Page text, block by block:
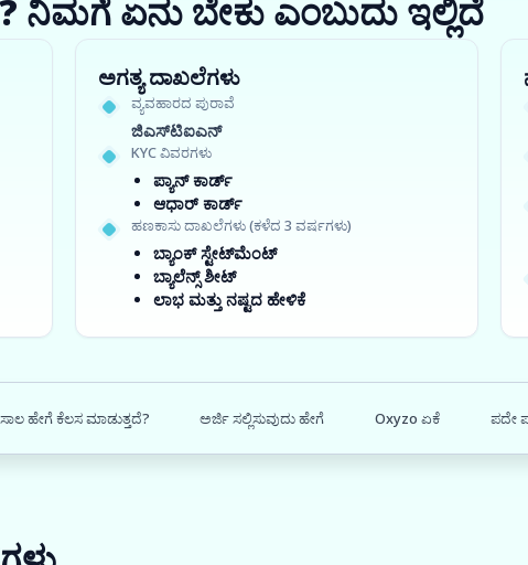
ನಿಮಗೆ ಏನು ಬೇಕು ಎಂಬುದು ಇಲ್ಲಿದೆ
ಅಗತ್ಯ ದಾಖಲೆಗಳು
ವ್ಯವಹಾರದ ಪುರಾವೆ
ಜಿಎಸ್‍ಟಿಐಎನ್
KYC ವಿವರಗಳು
ಪ್ಯಾನ್ ಕಾರ್ಡ್
ಆಧಾರ್ ಕಾರ್ಡ್
ಹಣಕಾಸು ದಾಖಲೆಗಳು (ಕಳೆದ 3 ವರ್ಷಗಳು)
ಬ್ಯಾಂಕ್ ಸ್ಟೇಟ್‌ಮೆಂಟ್
ಬ್ಯಾಲೆನ್ಸ್ ಶೀಟ್
ಲಾಭ ಮತ್ತು ನಷ್ಟದ ಹೇಳಿಕೆ
ಸಾಲ ಹೇಗೆ ಕೆಲಸ ಮಾಡುತ್ತದೆ? ಅರ್ಜಿ ಸಲ್ಲಿಸುವುದು ಹೇಗೆ Oxyzo ಏಕೆ ಪದೇ